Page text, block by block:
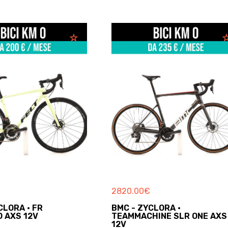
·
SLR ONE AXS
1300.00€ 5700.00
SPECIALIZED - ROUBAIX
EXPERT SL4
BICI DA CORSA